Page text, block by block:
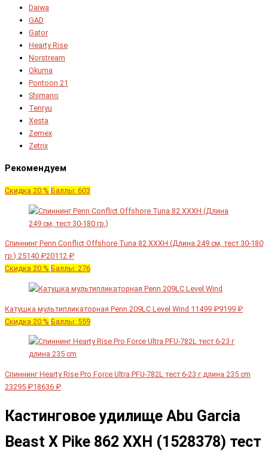
Daiwa
GAD
Gator
Hearty Rise
Norstream
Okuma
Pontoon 21
Shimano
Tenryu
Xesta
Zemex
Zetrix
Рекомендуем
Скидка 20 % Баллы: 603
Спиннинг Penn Conflict Offshore Tuna 82 XXXH (Длина 249 см, тест 30-180
гр.) 25140 ₽20112 ₽
Скидка 20 % Баллы: 276
Катушка мультипликаторная Penn 209LC Level Wind 11499 ₽9199 ₽
Скидка 20 % Баллы: 559
Спиннинг Hearty Rise Pro Force Ultra PFU-782L тест 6-23 г длина 235 cm
23295 ₽18636 ₽
Кастинговое удилище Abu Garcia
Beast X Pike 862 XXH (1528378) тест